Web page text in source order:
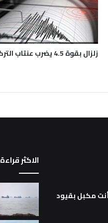
زلزال بقوة 4.5 يضرب عنتاب التركية
مكبل بقيود
الاكثر قراءة